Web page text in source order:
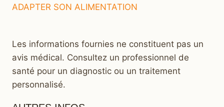
ADAPTER SON ALIMENTATION
Les informations fournies ne constituent pas un
avis médical. Consultez un professionnel de
santé pour un diagnostic ou un traitement
personnalisé.